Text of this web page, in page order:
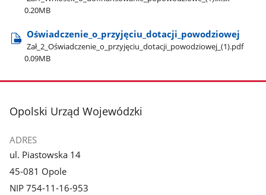
0.20MB
Oświadczenie​_o​_przyjęciu​_dotacji​_powodziowej
Zał​_2​_Oświadczenie​_o​_przyjęciu​_dotacji​_powodziowej​_(1).pdf
0.09MB
stopka
Opolski Urząd Wojewódzki
ADRES
ul. Piastowska 14
45-081 Opole
NIP 754-11-16-953